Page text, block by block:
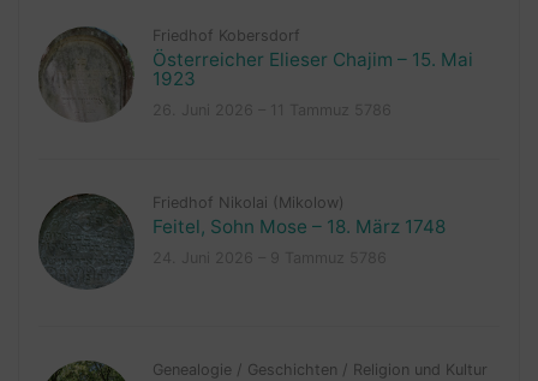
Friedhof Kobersdorf
Österreicher Elieser Chajim – 15. Mai
1923
Friedhof Nikolai (Mikolow)
Feitel, Sohn Mose – 18. März 1748
Genealogie / Geschichten / Religion und Kultur